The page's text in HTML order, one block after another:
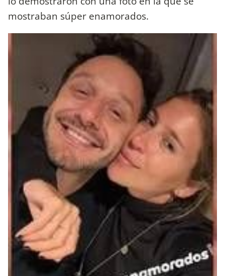
mostraban súper enamorados.